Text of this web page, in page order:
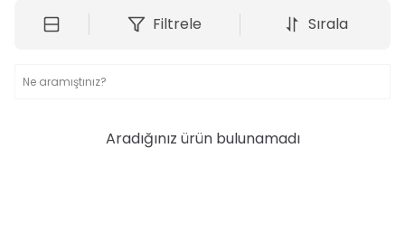
Filtrele Sırala
Aradığınız ürün bulunamadı